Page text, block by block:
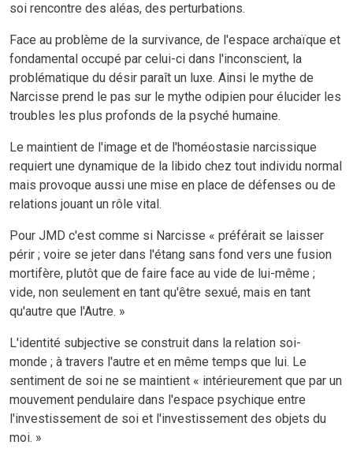
soi rencontre des aléas, des perturbations.
Face au problème de la survivance, de l'espace archaïque et
fondamental occupé par celui-ci dans l'inconscient, la
problématique du désir paraît un luxe. Ainsi le mythe de
Narcisse prend le pas sur le mythe odipien pour élucider les
troubles les plus profonds de la psyché humaine.
Le maintient de l'image et de l'homéostasie narcissique
requiert une dynamique de la libido chez tout individu normal
mais provoque aussi une mise en place de défenses ou de
relations jouant un rôle vital.
Pour JMD c'est comme si Narcisse « préférait se laisser
périr ; voire se jeter dans l'étang sans fond vers une fusion
mortifère, plutôt que de faire face au vide de lui-même ;
vide, non seulement en tant qu'être sexué, mais en tant
qu'autre que l'Autre. »
L'identité subjective se construit dans la relation soi-
monde ; à travers l'autre et en même temps que lui. Le
sentiment de soi ne se maintient « intérieurement que par un
mouvement pendulaire dans l'espace psychique entre
l'investissement de soi et l'investissement des objets du
moi. »